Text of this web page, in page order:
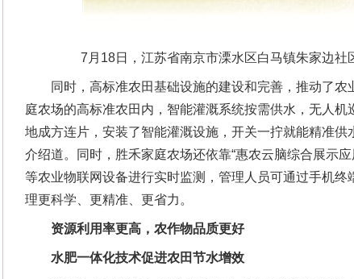
7月18日，江苏省南京市溧水区白马镇朱家边
同时，高标准农田基础设施的建设和完善，推动了农
庭农场的高标准农田内，智能灌溉系统按需供水，无人
地成方连片，安装了智能灌溉设施，开关一拧就能精准
介绍道。同时，胜禾家庭农场还依靠“惠农云脑综合展示
等农业物联网设备进行实时监测，管理人员可通过手机
理更科学、更精准、更省力。
资源利用率更高，农作物品质更好
水肥一体化技术促进农田节水增效